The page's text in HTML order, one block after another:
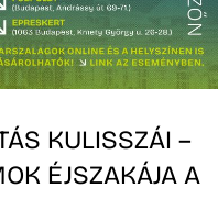
KULISSZÁI –
ÉJSZAKÁJA A